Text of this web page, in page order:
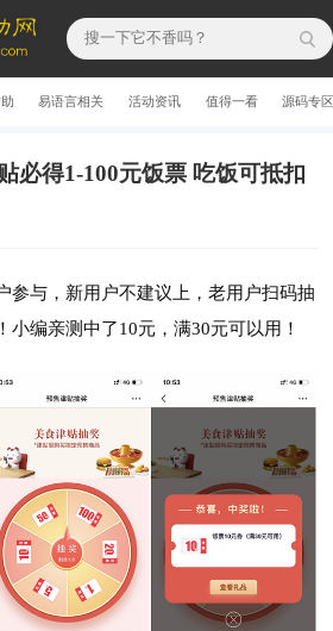
易语言相关 活动资讯 值得一看 源码专
必得1-100元饭票 吃饭可抵扣
参与，新用户不建议上，老用户扫码抽
小编亲测中了10元，满30元可以用！